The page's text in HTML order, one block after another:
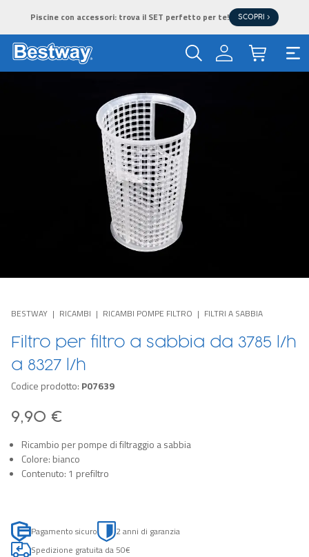
Piscine con accessori: trova il SET perfetto per te! SCOPRI >
BESTWAY RICAMBI RICAMBI POMPE FILTRO FILTRI A SABBIA
Filtro per filtro a sabbia da 3785 l/h
a 8327 l/h
Codice prodotto: P07639
9,90 €
Ricambio per pompe di filtraggio a sabbia
Colore: bianco
Contenuto: 1 prefiltro
Pagamento sicuro
2 anni di garanzia
Spedizione gratuita da 50€